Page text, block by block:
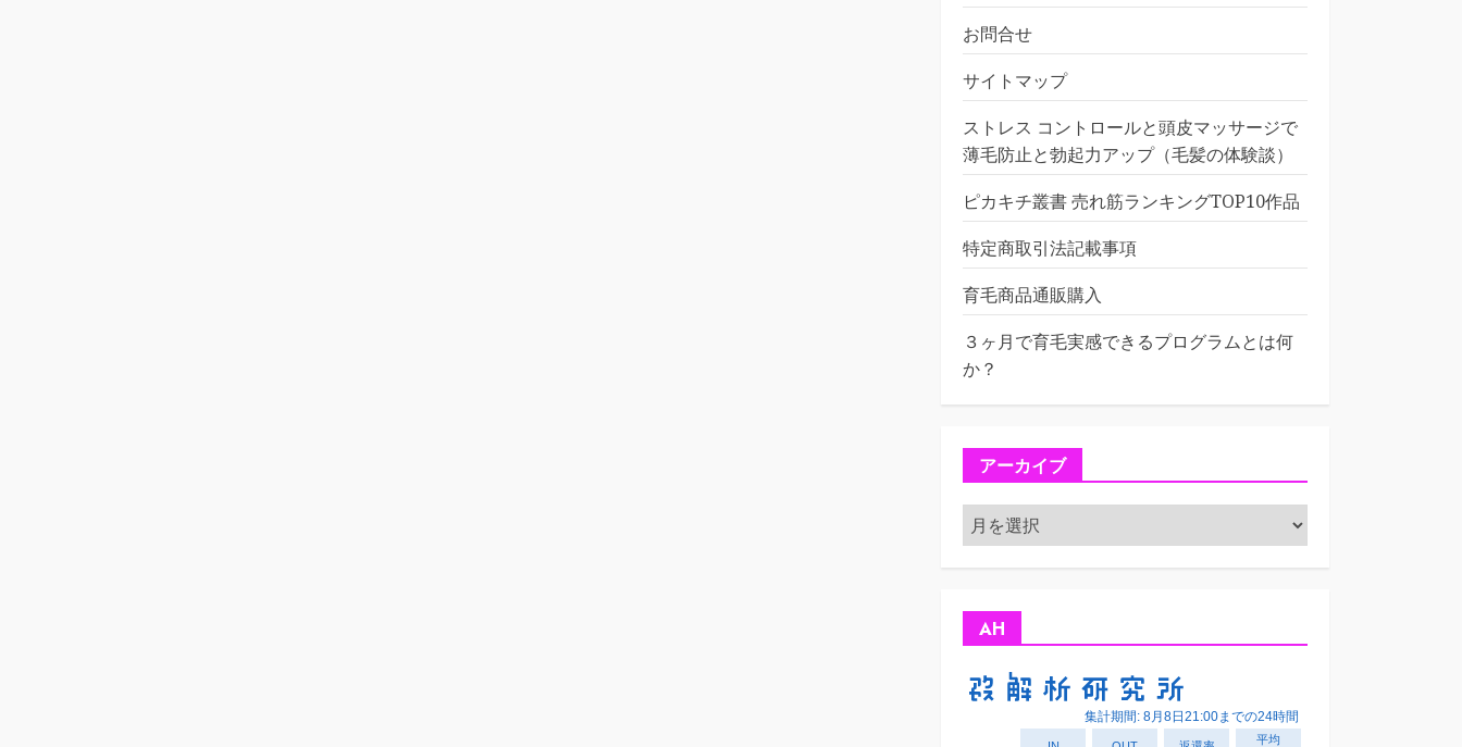
お問合せ
サイトマップ
ストレス コントロールと頭皮マッサージで
薄毛防止と勃起力アップ（毛髪の体験談）
ピカキチ叢書 売れ筋ランキングTOP10作品
特定商取引法記載事項
育毛商品通販購入
３ヶ月で育毛実感できるプログラムとは何
か？
アーカイブ
ア
ー
カ
AH